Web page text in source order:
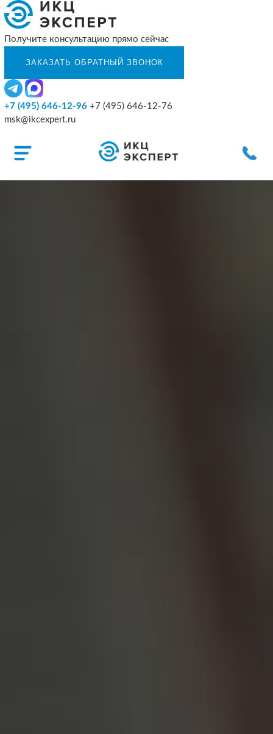
Получите консультацию прямо сейчас
+7 (495) 646-12-96 +7 (495) 646-12-76
msk@ikcexpert.ru